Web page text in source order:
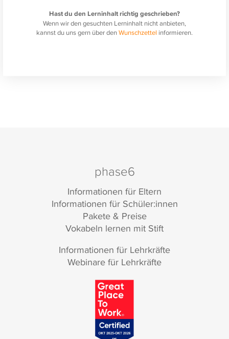
Hast du den Lerninhalt richtig geschrieben?
Wenn wir den gesuchten Lerninhalt nicht anbieten,
kannst du uns gern über denWunschzettel informieren.
phase6
Informationen für Eltern
Informationen für Schüler:innen
Pakete & Preise
Vokabeln lernen mit Stift
Informationen für Lehrkräfte
Webinare für Lehrkräfte